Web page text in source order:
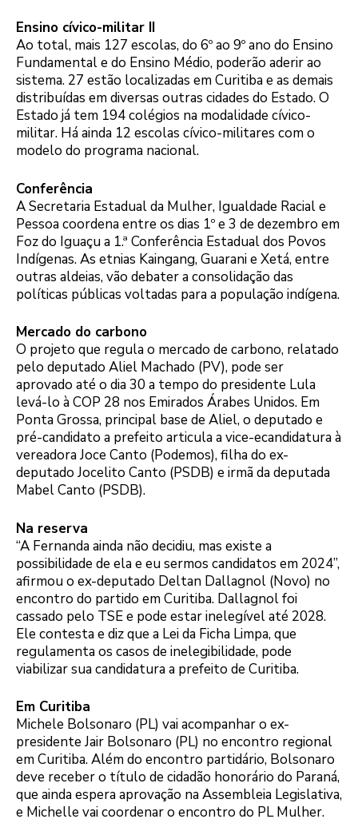
Ensino cívico-militar II
Ao total, mais 127 escolas, do 6º ao 9º ano do Ensino
Fundamental e do Ensino Médio, poderão aderir ao
sistema. 27 estão localizadas em Curitiba e as demais
distribuídas em diversas outras cidades do Estado. O
Estado já tem 194 colégios na modalidade cívico-
militar. Há ainda 12 escolas cívico-militares com o
modelo do programa nacional.
Conferência
A Secretaria Estadual da Mulher, Igualdade Racial e
Pessoa coordena entre os dias 1º e 3 de dezembro em
Foz do Iguaçu a 1.ª Conferência Estadual dos Povos
Indígenas. As etnias Kaingang, Guarani e Xetá, entre
outras aldeias, vão debater a consolidação das
políticas públicas voltadas para a população indígena.
Mercado do carbono
O projeto que regula o mercado de carbono, relatado
pelo deputado Aliel Machado (PV), pode ser
aprovado até o dia 30 a tempo do presidente Lula
levá-lo à COP 28 nos Emirados Árabes Unidos. Em
Ponta Grossa, principal base de Aliel, o deputado e
pré-candidato a prefeito articula a vice-ecandidatura à
vereadora Joce Canto (Podemos), filha do ex-
deputado Jocelito Canto (PSDB) e irmã da deputada
Mabel Canto (PSDB).
Na reserva
“A Fernanda ainda não decidiu, mas existe a
possibilidade de ela e eu sermos candidatos em 2024”,
afirmou o ex-deputado Deltan Dallagnol (Novo) no
encontro do partido em Curitiba. Dallagnol foi
cassado pelo TSE e pode estar inelegível até 2028.
Ele contesta e diz que a Lei da Ficha Limpa, que
regulamenta os casos de inelegibilidade, pode
viabilizar sua candidatura a prefeito de Curitiba.
Em Curitiba
Michele Bolsonaro (PL) vai acompanhar o ex-
presidente Jair Bolsonaro (PL) no encontro regional
em Curitiba. Além do encontro partidário, Bolsonaro
deve receber o título de cidadão honorário do Paraná,
que ainda espera aprovação na Assembleia Legislativa,
e Michelle vai coordenar o encontro do PL Mulher.